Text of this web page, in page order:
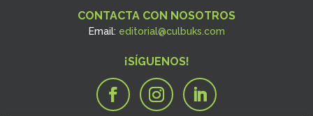
CONTACTA CON NOSOTROS
Email: editorial@culbuks.com
¡SÍGUENOS!